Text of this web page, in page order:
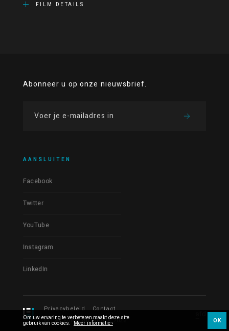
FILM DETAILS
Abonneer u op onze nieuwsbrief.
AANSLUITEN
Facebook
Twitter
YouTube
Instagram
LinkedIn
Privacybeleid
Contact
© Les Films du Fleuve 2026
Om uw ervaring te verbeteren maakt deze site
gebruik van cookies. Meer informatie › OK